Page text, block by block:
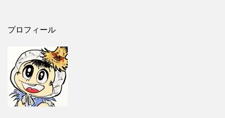
プロフィール